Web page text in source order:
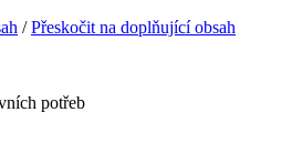
/Přeskočit na doplňující obsah
potřeb